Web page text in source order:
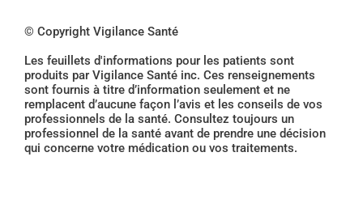
© Copyright Vigilance Santé
Les feuillets d'informations pour les patients sont
produits par Vigilance Santé inc. Ces renseignements
sont fournis à titre d’information seulement et ne
remplacent d’aucune façon l’avis et les conseils de vos
professionnels de la santé. Consultez toujours un
professionnel de la santé avant de prendre une décision
qui concerne votre médication ou vos traitements.